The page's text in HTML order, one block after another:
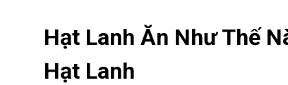
Hạt Lanh Ăn Như Thế
Hạt Lanh